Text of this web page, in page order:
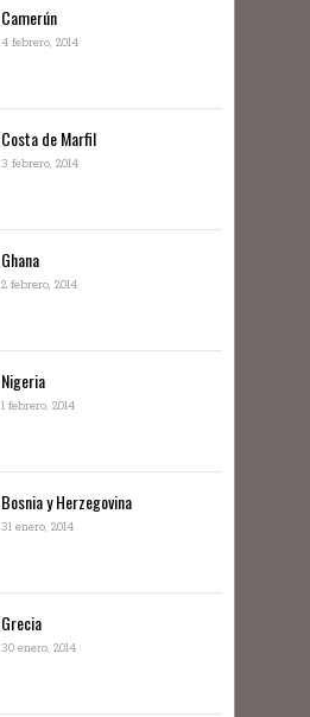
Camerún
4 febrero, 2014
Costa de Marfil
3 febrero, 2014
Ghana
2 febrero, 2014
Nigeria
1 febrero, 2014
Bosnia y Herzegovina
31 enero, 2014
Grecia
30 enero, 2014